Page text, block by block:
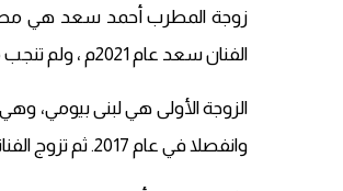
الفنان سعد عام 2021م ، ولم تنجب من أولاد. في إشارة إلى أنها الزوجة الرابعة لأحمد سعد.
الزوجة الأولى هي لبنى بيومي،
وانفصلا في عام 2017. ثم تزوج الفنانة سمية الخشاب وهي ممثلة مصرية شهيرة، لكنهما أعلنا انفصالهما عام 2019.